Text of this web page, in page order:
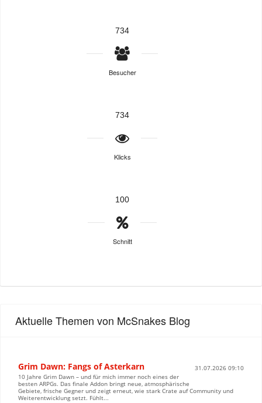
734
Besucher
734
Klicks
100
Schnitt
Aktuelle Themen von McSnakes Blog
Grim Dawn: Fangs of Asterkarn
31.07.2026 09:10
10 Jahre Grim Dawn – und für mich immer noch eines der
besten ARPGs. Das finale Addon bringt neue, atmosphärische
Gebiete, frische Gegner und zeigt erneut, wie stark Crate auf Community und
Weiterentwicklung setzt. Fühlt...